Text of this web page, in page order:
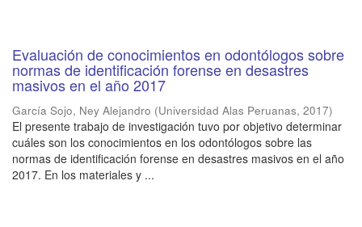
Evaluación de conocimientos en odontólogos sobre
normas de identificación forense en desastres
masivos en el año 2017
García Sojo, Ney Alejandro (Universidad Alas Peruanas, 2017)
El presente trabajo de investigación tuvo por objetivo determinar
cuáles son los conocimientos en los odontólogos sobre las
normas de identificación forense en desastres masivos en el año
2017. En los materiales y ...